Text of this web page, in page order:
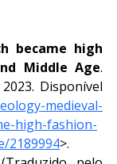
became high
Middle Age.
Disponível
medieval-
high-fashion-
2189994>.